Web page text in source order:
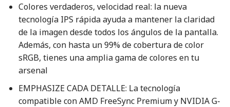
Colores verdaderos, velocidad real: la nueva
tecnología IPS rápida ayuda a mantener la claridad
de la imagen desde todos los ángulos de la pantalla.
Además, con hasta un 99% de cobertura de color
sRGB, tienes una amplia gama de colores en tu
arsenal
EMPHASIZE CADA DETALLE: La tecnología
compatible con AMD FreeSync Premium y NVIDIA G-